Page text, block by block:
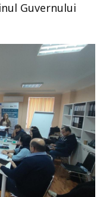
Guvernului